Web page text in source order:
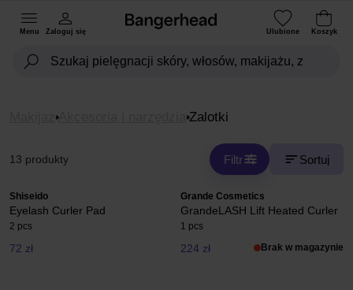
Menu Zaloguj się Ulubione Koszyk
Akcesoria i narzędzia Zalotki
13 produkty Filtr Sortuj
Shiseido
Eyelash Curler Pad
2 pcs
72 zł
Grande Cosmetics
GrandeLASH Lift Heated Curler
1 pcs
224 zł Brak w magazynie